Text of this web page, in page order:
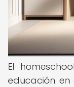
El
educación